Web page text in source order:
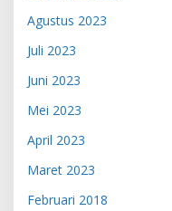
Agustus 2023
Juli 2023
Juni 2023
Mei 2023
April 2023
Maret 2023
Februari 2018